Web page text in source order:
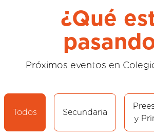
¿Qué
Próximos eventos en
Todos Secundaria
y